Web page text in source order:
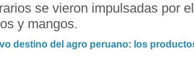
se vieron impulsadas por
y mangos.
destino del agro peruano: los